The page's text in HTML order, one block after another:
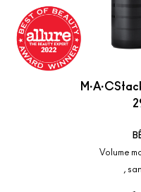
Volume
,